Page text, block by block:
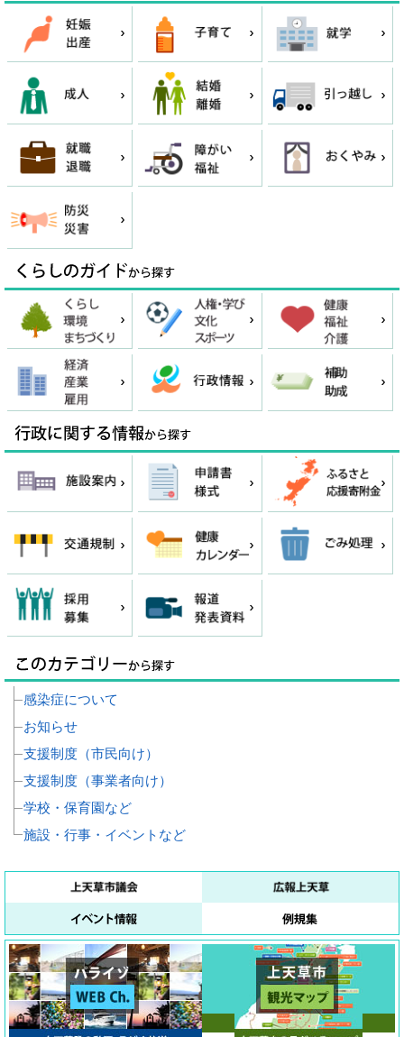
感染症について
お知らせ
支援制度（市民向け）
支援制度（事業者向け）
学校・保育園など
施設・行事・イベントなど